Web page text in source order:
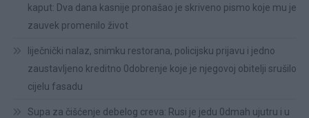
kaput: Dva dana kasnije pronašao je skriveno pismo koje mu je
zauvek promenilo život
liječnički nalaz, snimku restorana, policijsku prijavu i jedno
zaustavljeno kreditno 0dobrenje koje je njegovoj obitelji srušilo
cijelu fasadu
Supa za čišćenje debelog creva: Rusi je jedu 0dmah ujutru i u